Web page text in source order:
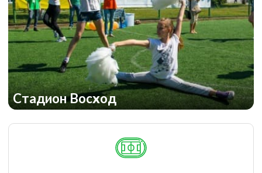
Стадион Восход